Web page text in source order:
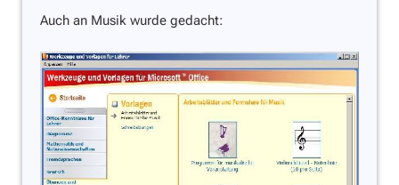
Auch an Musik wurde gedacht: